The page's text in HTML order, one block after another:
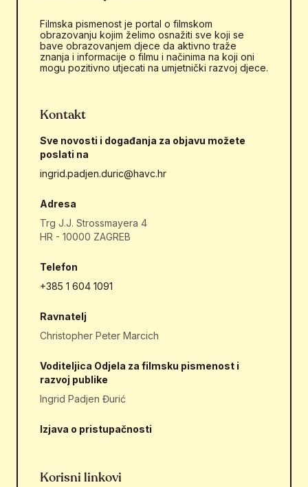
Filmska pismenost je portal o filmskom
obrazovanju kojim želimo osnažiti sve koji se
bave obrazovanjem djece da aktivno traže
znanja i informacije o filmu i načinima na koji oni
mogu pozitivno utjecati na umjetnički razvoj djece.
Kontakt
Sve novosti i događanja za objavu možete
poslati na
ingrid.padjen.duric@havc.hr
Adresa
Trg J.J. Strossmayera 4
HR - 10000 ZAGREB
Telefon
+385 1 604 1091
Ravnatelj
Christopher Peter Marcich
Voditeljica Odjela za filmsku pismenost i
razvoj publike
Ingrid Padjen Đurić
Izjava o pristupačnosti
Korisni linkovi